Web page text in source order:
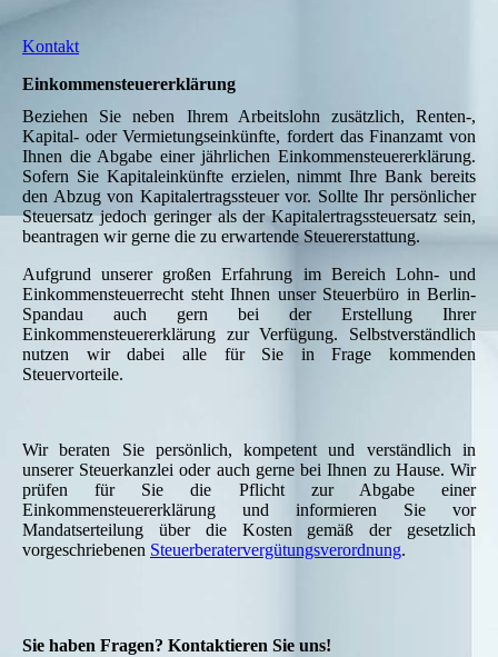
Kontakt
Einkommensteuererklärung
Beziehen Sie neben Ihrem Arbeitslohn zusätzlich, Renten-,
Kapital- oder Vermietungseinkünfte, fordert das Finanzamt von
Ihnen die Abgabe einer jährlichen Einkommensteuererklärung.
Sofern Sie Kapitaleinkünfte erzielen, nimmt Ihre Bank bereits
den Abzug von Kapitalertragssteuer vor. Sollte Ihr persönlicher
Steuersatz jedoch geringer als der Kapitalertragssteuersatz sein,
beantragen wir gerne die zu erwartende Steuererstattung.
Aufgrund unserer großen Erfahrung im Bereich Lohn- und
Einkommensteuerrecht steht Ihnen unser Steuerbüro in Berlin-
Spandau auch gern bei der Erstellung Ihrer
Einkommensteuererklärung zur Verfügung. Selbstverständlich
nutzen wir dabei alle für Sie in Frage kommenden
Steuervorteile.
Wir beraten Sie persönlich, kompetent und verständlich in
unserer Steuerkanzlei oder auch gerne bei Ihnen zu Hause. Wir
prüfen für Sie die Pflicht zur Abgabe einer
Einkommensteuererklärung und informieren Sie vor
Mandatserteilung über die Kosten gemäß der gesetzlich
vorgeschriebenen Steuerberatervergütungsverordnung.
Sie haben Fragen? Kontaktieren Sie uns!